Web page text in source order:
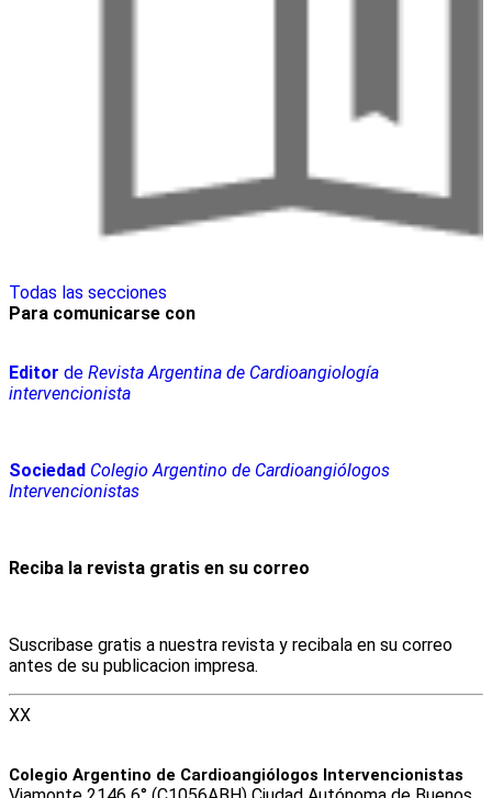
Todas las secciones
Para comunicarse con
Editor de Revista Argentina de Cardioangiología
intervencionista
Sociedad Colegio Argentino de Cardioangiólogos
Intervencionistas
Reciba la revista gratis en su correo
Suscribase gratis a nuestra revista y recibala en su correo
antes de su publicacion impresa.
XX
Colegio Argentino de Cardioangiólogos Intervencionistas